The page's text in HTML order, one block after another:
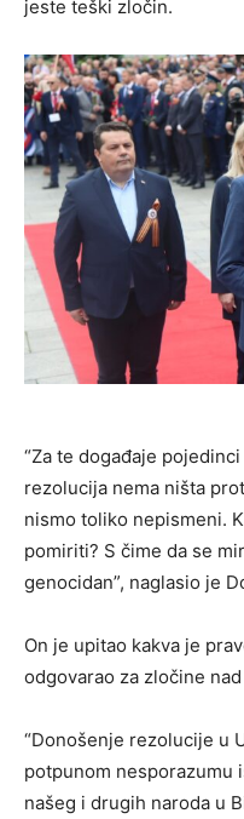
jeste teški zločin.
“Za te događaje
rezolucija nema ništa
nismo toliko nepismeni.
pomiriti? S čime da se
genocidan”, naglasio je
On je upitao kakva je
odgovarao za zločine
“Donošenje rezolucije u
potpunom nesporazumu
našeg i drugih naroda u